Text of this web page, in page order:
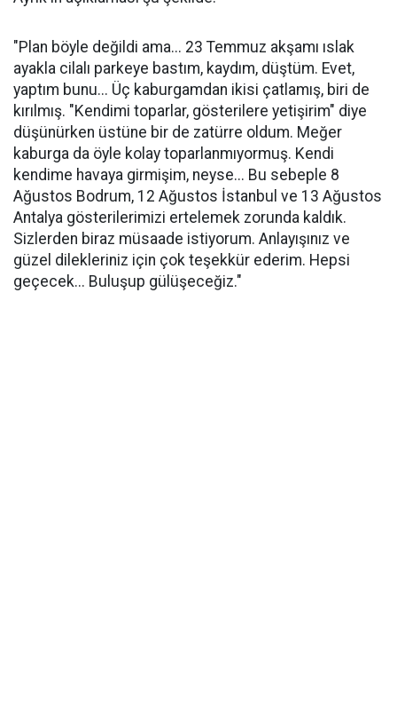
"Plan böyle değildi ama... 23 Temmuz akşamı ıslak
ayakla cilalı parkeye bastım, kaydım, düştüm. Evet,
yaptım bunu... Üç kaburgamdan ikisi çatlamış, biri de
kırılmış. "Kendimi toparlar, gösterilere yetişirim" diye
düşünürken üstüne bir de zatürre oldum. Meğer
kaburga da öyle kolay toparlanmıyormuş. Kendi
kendime havaya girmişim, neyse... Bu sebeple 8
Ağustos Bodrum, 12 Ağustos İstanbul ve 13 Ağustos
Antalya gösterilerimizi ertelemek zorunda kaldık.
Sizlerden biraz müsaade istiyorum. Anlayışınız ve
güzel dilekleriniz için çok teşekkür ederim. Hepsi
geçecek... Buluşup gülüşeceğiz."